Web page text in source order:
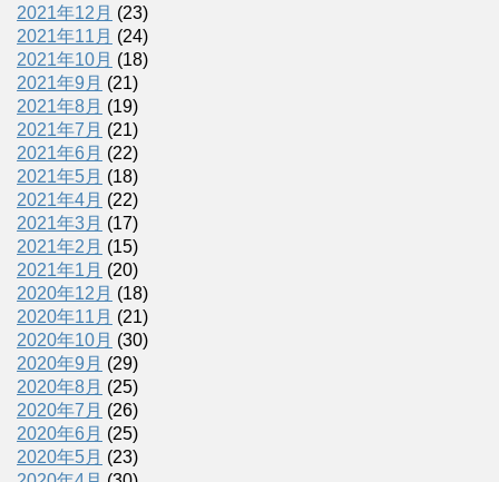
2021年12月 (23)
2021年11月 (24)
2021年10月 (18)
2021年9月 (21)
2021年8月 (19)
2021年7月 (21)
2021年6月 (22)
2021年5月 (18)
2021年4月 (22)
2021年3月 (17)
2021年2月 (15)
2021年1月 (20)
2020年12月 (18)
2020年11月 (21)
2020年10月 (30)
2020年9月 (29)
2020年8月 (25)
2020年7月 (26)
2020年6月 (25)
2020年5月 (23)